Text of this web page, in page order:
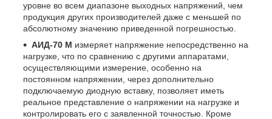
уровне во всем диапазоне выходных напряжений, чем
продукция других производителей даже с меньшей по
абсолютному значению приведенной погрешностью.
АИД-70 М измеряет напряжение непосредственно на
нагрузке, что по сравнению с другими аппаратами,
осуществляющими измерение, особенно на
постоянном напряжении, через дополнительно
подключаемую диодную вставку, позволяет иметь
реальное представление о напряжении на нагрузке и
контролировать его с заявленной точностью. Кроме